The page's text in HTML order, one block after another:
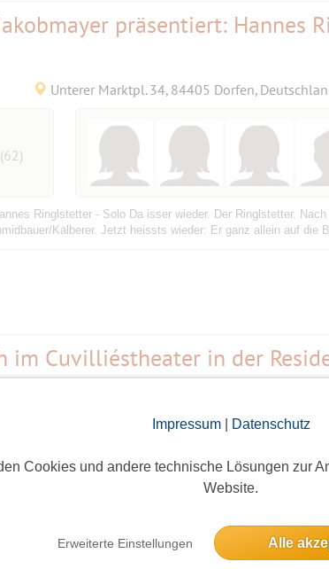
Impressum| Datenschutz
Cookies und andere technische Lösungen zur
Website.
Erweiterte Einstellungen Alle
präsentiert: Hannes
Unterer Marktpl. 34, 84405 Dorfen,
(62)
Ringlstetter - Solo Da isser wieder. Der Ringlstetter.
Kälberer. Jetzt heissts wieder: Er ganz allein auf die
im Cuvilliéstheater in der
(62)
– vier virtuose Musiker weben ein dynamisches,